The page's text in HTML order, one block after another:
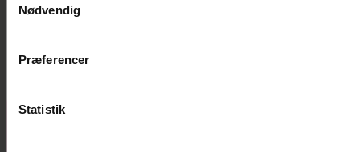
Vi anvender egne cookies og cookies fra tredjeparter til at
generere statistik og huske dine præferencer samt til brug
Nødvendig
Præferencer
Statistik
Steen Langeberg på kærestedate: Gør det